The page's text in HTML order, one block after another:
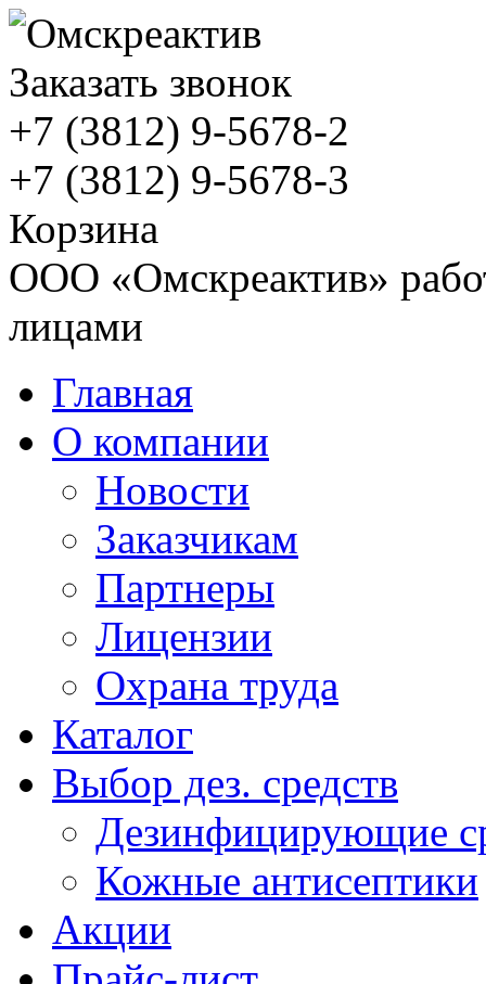
Заказать звонок
+7 (3812) 9-5678-2
+7 (3812) 9-5678-3
Корзина
ООО «Омскреактив»
лицами
Главная
О компании
Новости
Заказчикам
Партнеры
Лицензии
Охрана труда
Каталог
Выбор дез. средств
Дезинфицирующие
Кожные антисептики
Акции